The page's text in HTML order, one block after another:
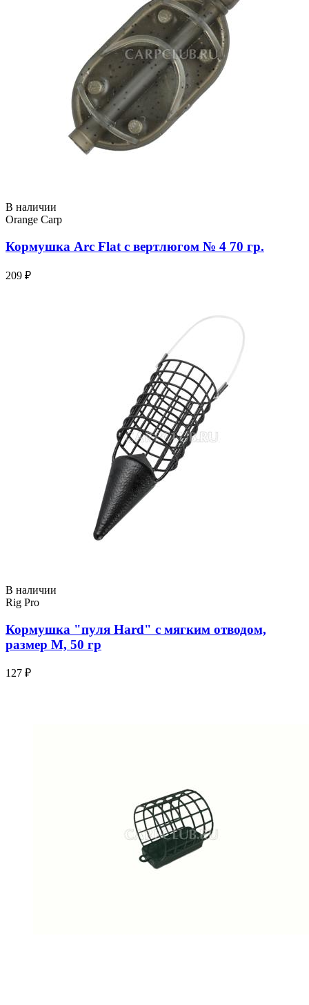
В наличии
Orange Carp
Кормушка Arc Flat с вертлюгом № 4 70 гр.
209 ₽
В наличии
Rig Pro
Кормушка "пуля Hard" с мягким отводом,
размер M, 50 гр
127 ₽